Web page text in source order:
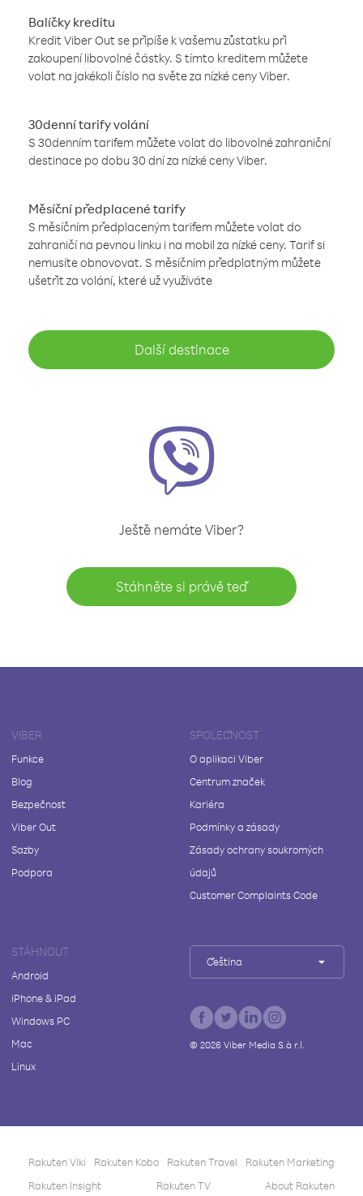
Balíčky kreditu
Kredit Viber Out se připíše k vašemu zůstatku při
zakoupení libovolné částky. S tímto kreditem můžete
volat na jakékoli číslo na světe za nízké ceny Viber.
30denní tarify volání
S 30denním tarifem můžete volat do libovolné zahraniční
destinace po dobu 30 dní za nízké ceny Viber.
Měsíční předplacené tarify
S měsíčním předplaceným tarifem můžete volat do
zahraničí na pevnou linku i na mobil za nízké ceny. Tarif si
nemusíte obnovovat. S měsíčním předplatným můžete
ušetřit za volání, které už využíváte
Další destinace
Ještě nemáte Viber?
Stáhněte si právě teď
VIBER
Funkce
Blog
Bezpečnost
Viber Out
Sazby
Podpora
SPOLEČNOST
O aplikaci Viber
Centrum značek
Kariéra
Podmínky a zásady
Zásady ochrany soukromých
údajů
Customer Complaints Code
STÁHNOUT
Android
iPhone & iPad
Windows PC
Mac
Linux
Čeština
© 2026Viber Media S.à r.l.
Rakuten Viki Rakuten Kobo Rakuten Travel
Rakuten Marketing
Rakuten Insight
Rakuten TV About Rakuten